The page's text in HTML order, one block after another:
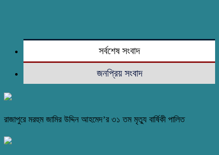
সর্বশেষ সংবাদ
জনপ্রিয় সংবাদ
রাজাপুরে মরহুম জামির উদ্দিন আহমেদ’র ৩১ তম মৃত্যু বার্ষিকী পালিত